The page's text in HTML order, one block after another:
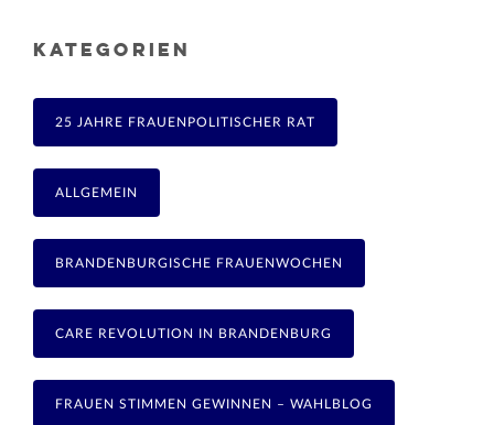
KATEGORIEN
25 JAHRE FRAUENPOLITISCHER RAT
ALLGEMEIN
BRANDENBURGISCHE FRAUENWOCHEN
CARE REVOLUTION IN BRANDENBURG
FRAUEN STIMMEN GEWINNEN – WAHLBLOG